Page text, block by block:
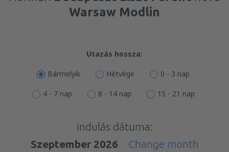
Warsaw Modlin
Utazás hossza:
Bármelyik Hétvége 0 - 3 nap
4 - 7 nap 8 - 14 nap 15 - 21 nap
Indulás dátuma:
Szeptember 2026
Change month